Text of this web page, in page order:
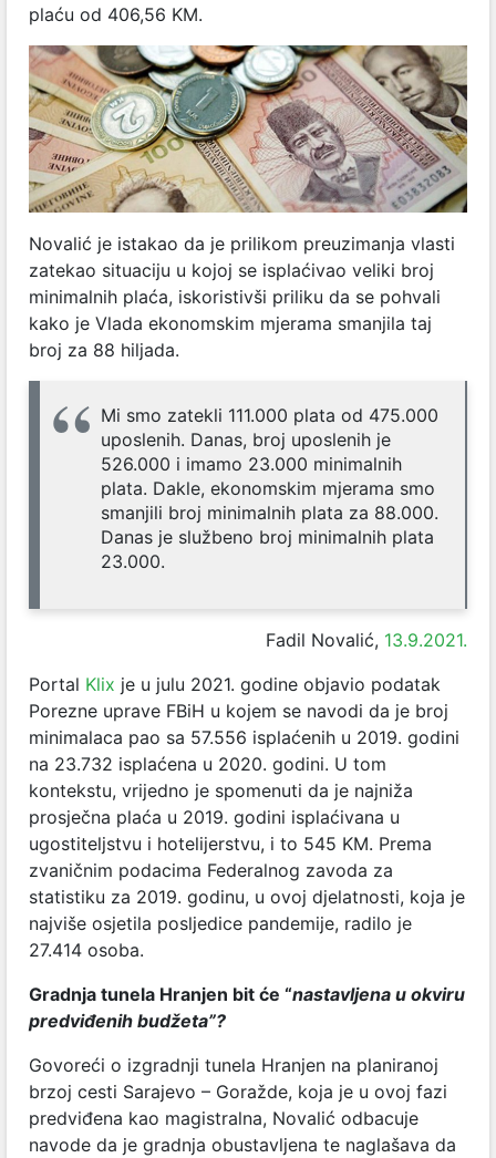
plaću od 406,56 KM.
Novalić je istakao da je prilikom preuzimanja vlasti
zatekao situaciju u kojoj se isplaćivao veliki broj
minimalnih plaća, iskoristivši priliku da se pohvali
kako je Vlada ekonomskim mjerama smanjila taj
broj za 88 hiljada.
Mi smo zatekli 111.000 plata od 475.000
uposlenih. Danas, broj uposlenih je
526.000 i imamo 23.000 minimalnih
plata. Dakle, ekonomskim mjerama smo
smanjili broj minimalnih plata za 88.000.
Danas je službeno broj minimalnih plata
23.000.
Fadil Novalić, 13.9.2021.
Portal Klix je u julu 2021. godine objavio podatak
Porezne uprave FBiH u kojem se navodi da je broj
minimalaca pao sa 57.556 isplaćenih u 2019. godini
na 23.732 isplaćena u 2020. godini. U tom
kontekstu, vrijedno je spomenuti da je najniža
prosječna plaća u 2019. godini isplaćivana u
ugostiteljstvu i hotelijerstvu, i to 545 KM. Prema
zvaničnim podacima Federalnog zavoda za
statistiku za 2019. godinu, u ovoj djelatnosti, koja je
najviše osjetila posljedice pandemije, radilo je
27.414 osoba.
Gradnja tunela Hranjen bit će “nastavljena u okviru
predviđenih budžeta”?
Govoreći o izgradnji tunela Hranjen na planiranoj
brzoj cesti Sarajevo – Goražde, koja je u ovoj fazi
predviđena kao magistralna, Novalić odbacuje
navode da je gradnja obustavljena te naglašava da